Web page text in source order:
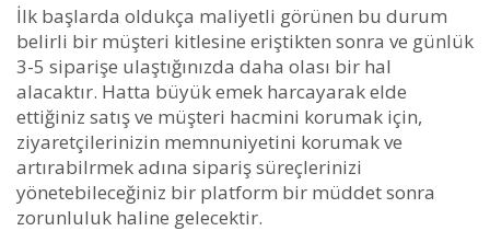
İlk başlarda oldukça maliyetli görünen bu durum
belirli bir müşteri kitlesine eriştikten sonra ve günlük
3-5 siparişe ulaştığınızda daha olası bir hal
alacaktır. Hatta büyük emek harcayarak elde
ettiğiniz satış ve müşteri hacmini korumak için,
ziyaretçilerinizin memnuniyetini korumak ve
artırabilrmek adına sipariş süreçlerinizi
yönetebileceğiniz bir platform bir müddet sonra
zorunluluk haline gelecektir.